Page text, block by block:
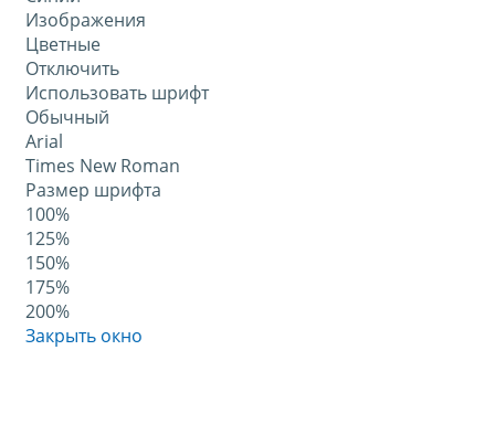
Изображения
Цветные
Отключить
Использовать шрифт
Обычный
Arial
Times New Roman
Размер шрифта
100%
125%
150%
175%
200%
Закрыть окно